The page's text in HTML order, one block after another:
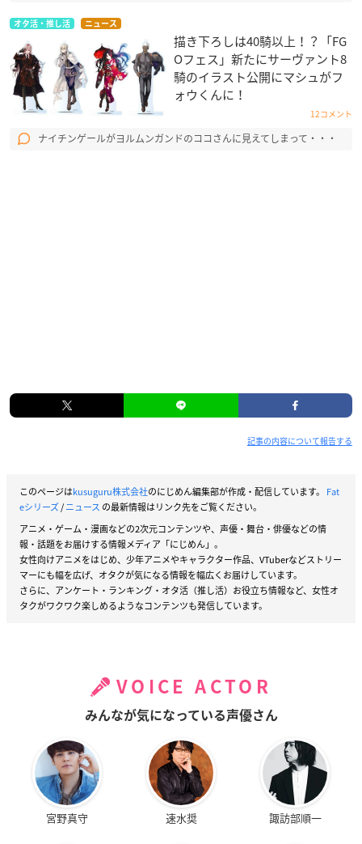
オタ活・推し活 ニュース
描き下ろしは40騎以上！？「FG
Oフェス」新たにサーヴァント8
騎のイラスト公開にマシュがフ
ォウくんに！
12コメント
ナイチンゲールがヨルムンガンドのココさんに見えてしまって・・・
記事の内容について報告する
このページはkusuguru株式会社のにじめん編集部が作成・配信しています。 Fat
eシリーズ/ニュース の最新情報はリンク先をご覧ください。
アニメ・ゲーム・漫画などの2次元コンテンツや、声優・舞台・俳優などの情
報・話題をお届けする情報メディア「にじめん」。
女性向けアニメをはじめ、少年アニメやキャラクター作品、VTuberなどストリー
マーにも幅を広げ、オタクが気になる情報を幅広くお届けしています。
さらに、アンケート・ランキング・オタ活（推し活）お役立ち情報など、女性オ
タクがワクワク楽しめるようなコンテンツも発信しています。
VOICE ACTOR
みんなが気になっている声優さん
宮野真守 速水奨 諏訪部順一